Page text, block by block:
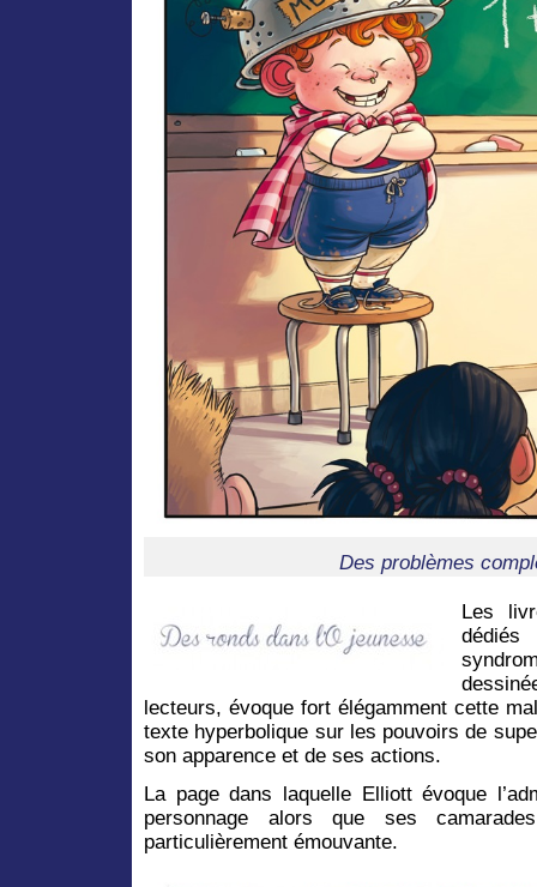
Des problèmes
Les
lecteurs, évoque fort élégamment cette
texte hyperbolique sur les pouvoirs de
son apparence et de ses actions.
La page dans laquelle Elliott évoque
personnage alors que ses
particulièrement émouvante.